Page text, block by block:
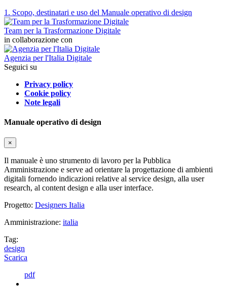
1. Scopo, destinatari e uso del Manuale operativo di design
Team per la Trasformazione Digitale
in collaborazione con
Agenzia per l'Italia Digitale
Seguici su
Privacy policy
Cookie policy
Note legali
Manuale operativo di design
×
Il manuale è uno strumento di lavoro per la Pubblica
Amministrazione e serve ad orientare la progettazione di ambienti
digitali fornendo indicazioni relative al service design, alla user
research, al content design e alla user interface.
Progetto: Designers Italia
Amministrazione: italia
Tag:
design
Scarica
pdf